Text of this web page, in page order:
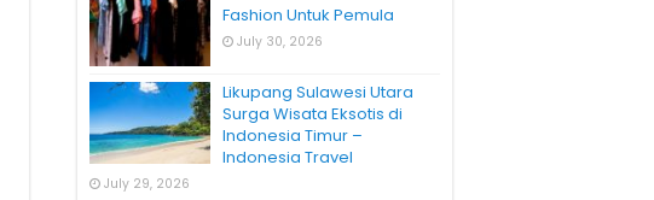
Fashion Untuk Pemula
July 30, 2026
Likupang Sulawesi Utara
Surga Wisata Eksotis di
Indonesia Timur –
Indonesia Travel
July 29, 2026